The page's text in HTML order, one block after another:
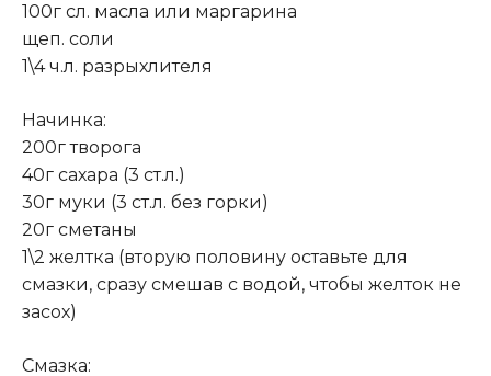
100г сл. масла или маргарина
щеп. соли
1\4 ч.л. разрыхлителя
Начинка:
200г творога
40г сахара (3 ст.л.)
30г муки (3 ст.л. без горки)
20г сметаны
1\2 желтка (вторую половину оставьте для
смазки, сразу смешав с водой, чтобы желток не
засох)
Смазка: